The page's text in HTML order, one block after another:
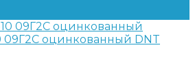
09Г2С оцинкованный DNT